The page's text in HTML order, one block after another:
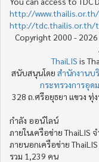
http://
http://tdc.thailis.or.th/
Copyright 2000 - 2026
ThaiLIS is
สนับสนุนโดย สำนักงานบ
กระทรวงการอุด
328 ถ.ศรีอยุธยา แขวง ทุ่
กำลัง ออน์ไลน์
ภายในเครือข่าย ThaiLIS
ภายนอกเครือข่าย
รวม 1,239 คน